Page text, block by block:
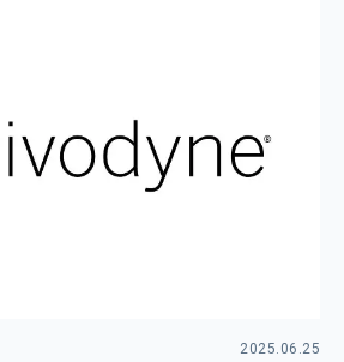
2025.06.25